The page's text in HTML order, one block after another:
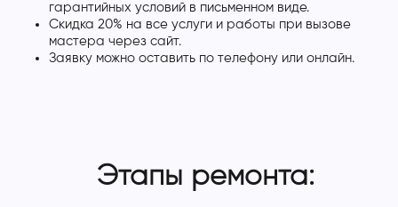
гарантийных условий в письменном виде.
Скидка 20% на все услуги и работы при вызове
мастера через сайт.
Заявку можно оставить по телефону или онлайн.
Этапы ремонта: